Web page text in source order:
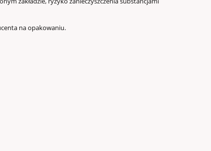
na opakowaniu.